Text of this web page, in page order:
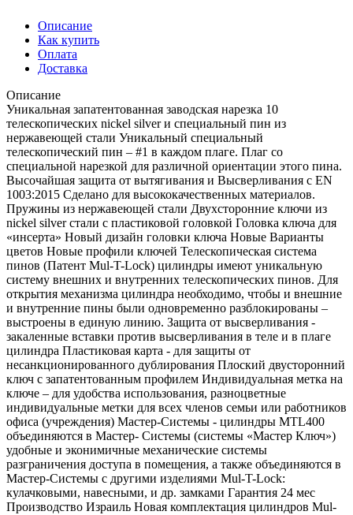
Описание
Как купить
Оплата
Доставка
Описание
Уникальная запатентованная заводская нарезка 10
телескопических nickel silver и специальный пин из
нержавеющей стали Уникальный специальный
телескопический пин – #1 в каждом плаге. Плаг со
специальной нарезкой для различной ориентации этого пина.
Высочайшая защита от вытягивания и Высверливания с EN
1003:2015 Сделано для высококачественных материалов.
Пружины из нержавеющей стали Двухсторонние ключи из
nickel silver стали с пластиковой головкой Головка ключа для
«инсерта» Новый дизайн головки ключа Новые Варианты
цветов Новые профили ключей Телескопическая система
пинов (Патент Mul-T-Lock) цилиндры имеют уникальную
систему внешних и внутренних телескопических пинов. Для
открытия механизма цилиндра необходимо, чтобы и внешние
и внутренние пины были одновременно разблокированы –
выстроены в единую линию. Защита от высверливания -
закаленные вставки против высверливания в теле и в плаге
цилиндра Пластиковая карта - для защиты от
несанкционированного дублирования Плоский двусторонний
ключ с запатентованным профилем Индивидуальная метка на
ключе – для удобства использования, разноцветные
индивидуальные метки для всех членов семьи или работников
офиса (учреждения) Мастер-Системы - цилиндры MTL400
объединяются в Мастер- Системы (системы «Мастер Ключ»)
удобные и эконимичные механические системы
разграничения доступа в помещения, а также объединяются в
Мастер-Системы с другими изделиями Mul-T-Lock:
кулачковыми, навесными, и др. замками Гарантия 24 мес
Производство Израиль Новая комплектация цилиндров Mul-